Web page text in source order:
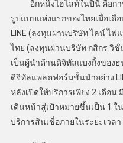
อีกหนึ่งไฮไลท์ในปีนี้ คือการเ
รูปแบบแห่งแรกของไทยเมื่อเดื
LINE (ลงทุนผ่านบริษัท ไลน์ ไฟ
ไทย (ลงทุนผ่านบริษัท กสิกร วิ
เป็นผู้นำด้านดิจิทัลแบงกิ้งของ
ดิจิทัลแพลตฟอร์มชั้นนำอย่าง
หลังเปิดให้บริการเพียง 2 เดือ
เดินหน้าสู่เป้าหมายขึ้นเป็น 1
บริการสินเชื่อภายในระยะเวลา